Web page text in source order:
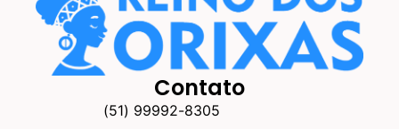
Contato
(51) 99992-8305